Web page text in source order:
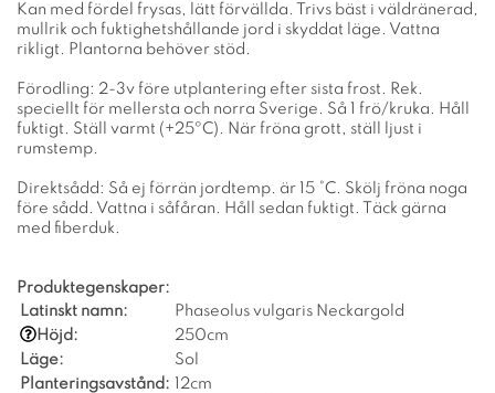
Kan med fördel frysas, lätt förvällda. Trivs bäst i väldränerad,
mullrik och fuktighetshållande jord i skyddat läge. Vattna
rikligt. Plantorna behöver stöd.
Förodling: 2-3v före utplantering efter sista frost. Rek.
speciellt för mellersta och norra Sverige. Så 1 frö/kruka. Håll
fuktigt. Ställ varmt (+25ºC). När fröna grott, ställ ljust i
rumstemp.
Direktsådd: Så ej förrän jordtemp. är 15 °C. Skölj fröna noga
före sådd. Vattna i såfåran. Håll sedan fuktigt. Täck gärna
med fiberduk.
Produktegenskaper:
Latinskt namn:
Phaseolus vulgaris Neckargold
Höjd:
250cm
Läge:
Sol
Planteringsavstånd: 12cm